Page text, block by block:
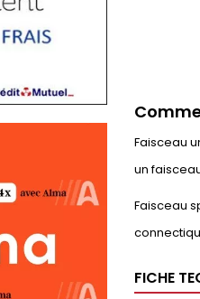
Faisceau
un
Faisceau
FICHE